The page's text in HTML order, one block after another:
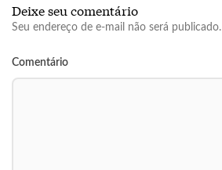
Deixe seu comentário
Seu endereço de e-mail não será publicado.
Comentário